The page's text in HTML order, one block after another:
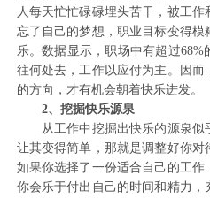
人每天忙忙碌碌埋头苦干，被工
忘了自己的梦想，职业目标变得
乐。数据显示，职场中有超过
往何处去，工作以应付为主。因
的方向，才有机会朝着快乐进发。
2、挖掘快乐源泉
从工作中挖掘出快乐的源泉似
让其变得简单，那就是调整好你对
如果你选择了一份适合自己的工作
你会乐于付出自己的时间和精力